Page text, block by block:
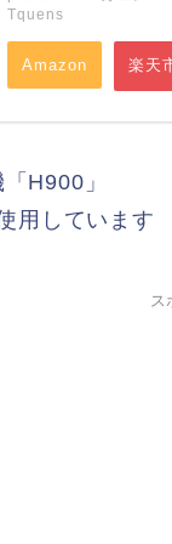
Tquens
Amazon 楽天
H900」
用しています
ス